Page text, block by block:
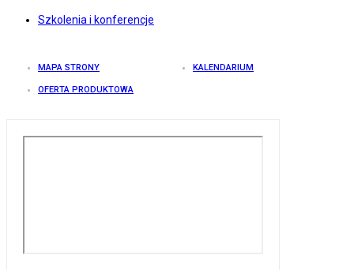
Szkolenia i konferencje
MAPA STRONY KALENDARIUM
OFERTA PRODUKTOWA